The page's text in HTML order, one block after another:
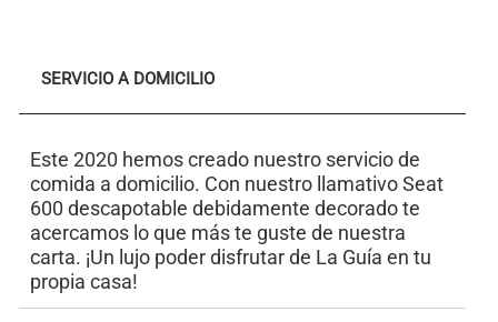
SERVICIO A DOMICILIO
Este 2020 hemos creado nuestro servicio de
comida a domicilio. Con nuestro llamativo Seat
600 descapotable debidamente decorado te
acercamos lo que más te guste de nuestra
carta. ¡Un lujo poder disfrutar de La Guía en tu
propia casa!